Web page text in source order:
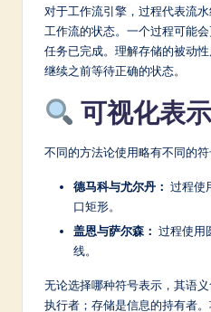
对于工作流引擎，过程代表流
工作流的状态。一个过程可能
任务已完成。理解存储的被动
继续之前等待正确的状态。
可视化表
不同的方法论使用略有不同的符
德马科与尤尔丹： 过程使
口矩形。
盖恩与萨尔森： 过程使用
线。
无论选择哪种符号表示，其语
执行者；存储是信息的持有者